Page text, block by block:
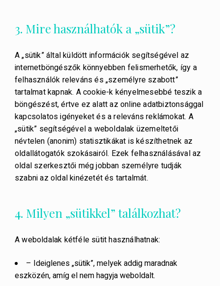
3. Mire használhatók a „sütik”?
A „sütik” által küldött információk segítségével az
internetböngészők könnyebben felismerhetők, így a
felhasználók releváns és „személyre szabott”
tartalmat kapnak. A cookie-k kényelmesebbé teszik a
böngészést, értve ez alatt az online adatbiztonsággal
kapcsolatos igényeket és a releváns reklámokat. A
„sütik” segítségével a weboldalak üzemeltetői
névtelen (anonim) statisztikákat is készíthetnek az
oldallátogatók szokásairól. Ezek felhasználásával az
oldal szerkesztői még jobban személyre tudják
szabni az oldal kinézetét és tartalmát.
4. Milyen „sütikkel” találkozhat?
A weboldalak kétféle sütit használhatnak:
– Ideiglenes „sütik”, melyek addig maradnak
eszközén, amíg el nem hagyja weboldalt.